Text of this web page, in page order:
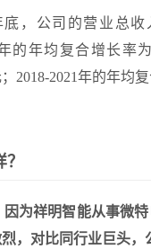
，公司的营业总收
年的年均复合增长率
2018-2021年的年均
为祥明智能从事微
，对比同行业巨头，